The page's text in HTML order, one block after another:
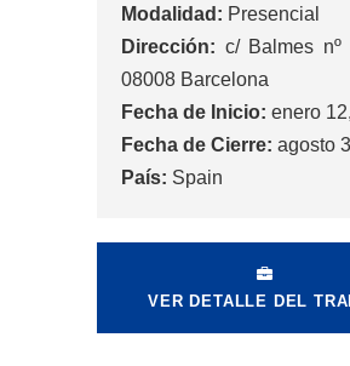
Modalidad: Presencial
Dirección: c/ Balmes nº
08008 Barcelona
Fecha de Inicio: enero
Fecha de Cierre: agosto
País: Spain
VER DETALLE DEL